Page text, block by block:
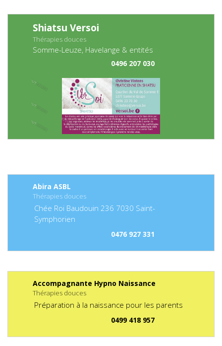
Shiatsu Versoi
Thérapies douces
Somme-Leuze, Havelange & entités
0496 207 030
Abira ASBL
Thérapies douces
Chée Roi Baudouin 236 7030 Saint-
Symphorien
0476 927 331
Accompagnante Hypno Naissance
Thérapies douces
Préparation à la naissance pour les parents
0499 418 957